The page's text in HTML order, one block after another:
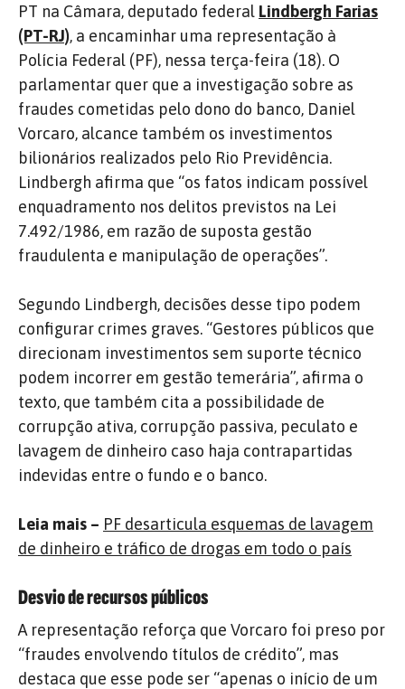
PT na Câmara, deputado federal Lindbergh Farias
(PT-RJ), a encaminhar uma representação à
Polícia Federal (PF), nessa terça-feira (18). O
parlamentar quer que a investigação sobre as
fraudes cometidas pelo dono do banco, Daniel
Vorcaro, alcance também os investimentos
bilionários realizados pelo Rio Previdência.
Lindbergh afirma que “os fatos indicam possível
enquadramento nos delitos previstos na Lei
7.492/1986, em razão de suposta gestão
fraudulenta e manipulação de operações”.
Segundo Lindbergh, decisões desse tipo podem
configurar crimes graves. “Gestores públicos que
direcionam investimentos sem suporte técnico
podem incorrer em gestão temerária”, afirma o
texto, que também cita a possibilidade de
corrupção ativa, corrupção passiva, peculato e
lavagem de dinheiro caso haja contrapartidas
indevidas entre o fundo e o banco.
Leia mais – PF desarticula esquemas de lavagem
de dinheiro e tráfico de drogas em todo o país
Desvio de recursos públicos
A representação reforça que Vorcaro foi preso por
“fraudes envolvendo títulos de crédito”, mas
destaca que esse pode ser “apenas o início de um